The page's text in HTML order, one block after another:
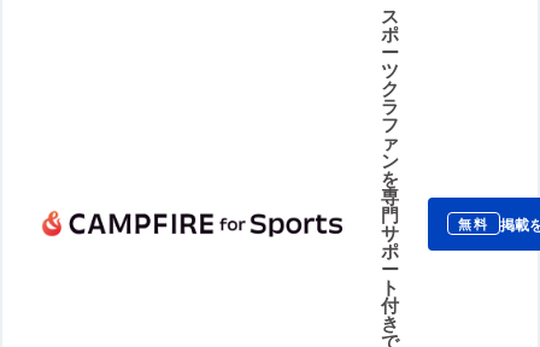
ス
ポ
ー
ツ
ク
ラ
フ
ァ
ン
を
専
門
サ
ポ
ー
ト
付
き
で
無料 掲載